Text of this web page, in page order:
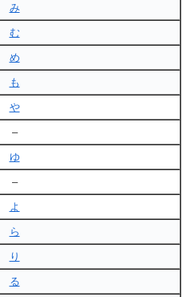
み
む
め
も
や
–
ゆ
–
よ
ら
り
る